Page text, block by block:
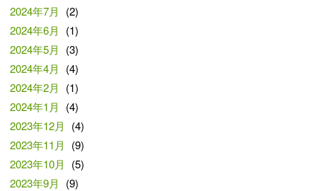
2024年7月
(2)
2024年6月
(1)
2024年5月
(3)
2024年4月
(4)
2024年2月
(1)
2024年1月
(4)
2023年12月
(4)
2023年11月
(9)
2023年10月
(5)
2023年9月
(9)